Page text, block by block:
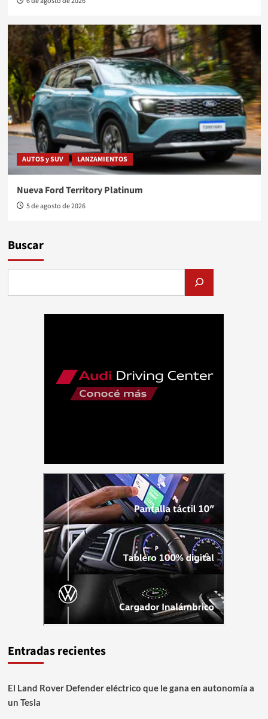
AUTOS y SUV LANZAMIENTOS
Nueva Ford Territory Platinum
5 de agosto de 2026
Buscar
Entradas recientes
El Land Rover Defender eléctrico que le gana en autonomía a
un Tesla